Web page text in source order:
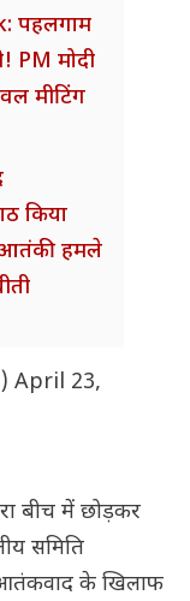
पहलगाम
PM मोदी
मीटिंग
किया
हमले
April 23,
बीच में छोड़कर
समिति
के खिलाफ